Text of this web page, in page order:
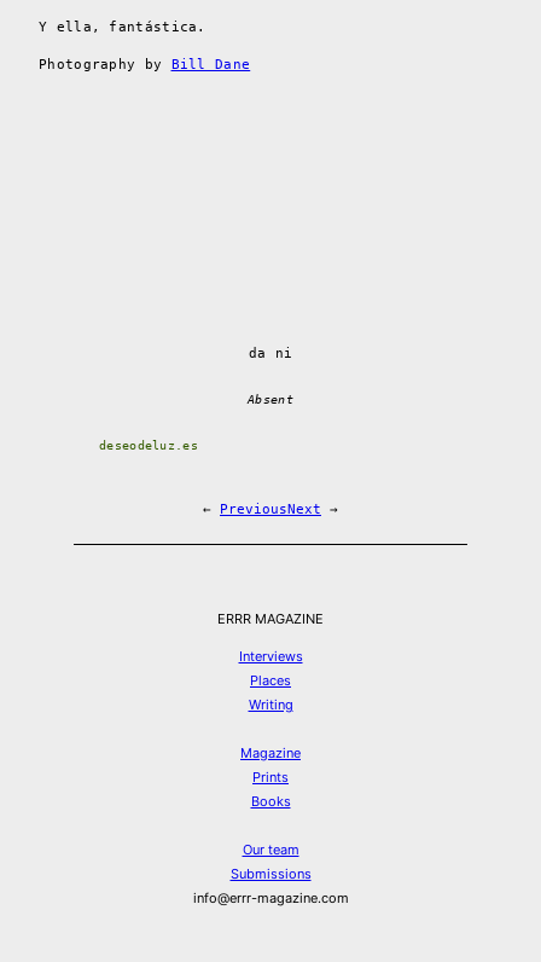
Y ella, fantástica.
Photography by Bill Dane
da ni
Absent
deseodeluz.es
← PreviousNext →
ERRR MAGAZINE
Interviews
Places
Writing
Magazine
Prints
Books
Our team
Submissions
info@errr-magazine.com